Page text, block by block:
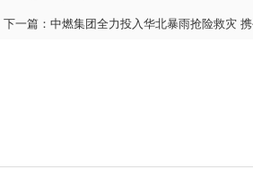
下一篇： 中燃集团全力投入华北暴雨抢险救灾